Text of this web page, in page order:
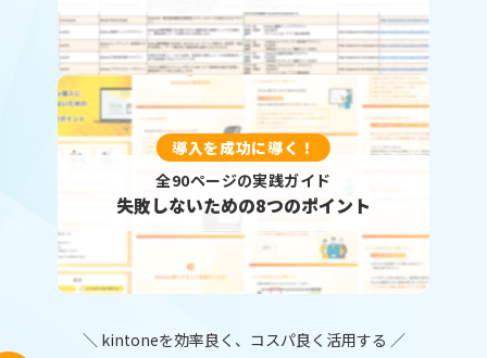
導入を成功に導く！
全90ページの実践ガイド
失敗しないための8つのポイント
＼ kintoneを効率良く、コスパ良く活用する ／